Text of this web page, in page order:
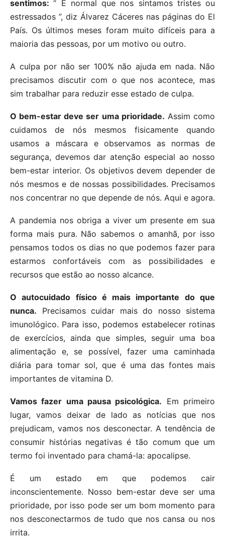
sentimos:“ É normal que nos sintamos tristes ou
estressados ”, diz Álvarez Cáceres nas páginas do El
País. Os últimos meses foram muito difíceis para a
maioria das pessoas, por um motivo ou outro.
A culpa por não ser 100% não ajuda em nada. Não
precisamos discutir com o que nos acontece, mas
sim trabalhar para reduzir esse estado de culpa.
O bem-estar deve ser uma prioridade. Assim como
cuidamos de nós mesmos fisicamente quando
usamos a máscara e observamos as normas de
segurança, devemos dar atenção especial ao nosso
bem-estar interior. Os objetivos devem depender de
nós mesmos e de nossas possibilidades. Precisamos
nos concentrar no que depende de nós. Aqui e agora.
A pandemia nos obriga a viver um presente em sua
forma mais pura. Não sabemos o amanhã, por isso
pensamos todos os dias no que podemos fazer para
estarmos confortáveis com as possibilidades e
recursos que estão ao nosso alcance.
O autocuidado físico é mais importante do que
nunca. Precisamos cuidar mais do nosso sistema
imunológico. Para isso, podemos estabelecer rotinas
de exercícios, ainda que simples, seguir uma boa
alimentação e, se possível, fazer uma caminhada
diária para tomar sol, que é uma das fontes mais
importantes de vitamina D.
Vamos fazer uma pausa psicológica. Em primeiro
lugar, vamos deixar de lado as notícias que nos
prejudicam, vamos nos desconectar. A tendência de
consumir histórias negativas é tão comum que um
termo foi inventado para chamá-la: apocalipse.
É um estado em que podemos cair
inconscientemente. Nosso bem-estar deve ser uma
prioridade, por isso pode ser um bom momento para
nos desconectarmos de tudo que nos cansa ou nos
irrita.